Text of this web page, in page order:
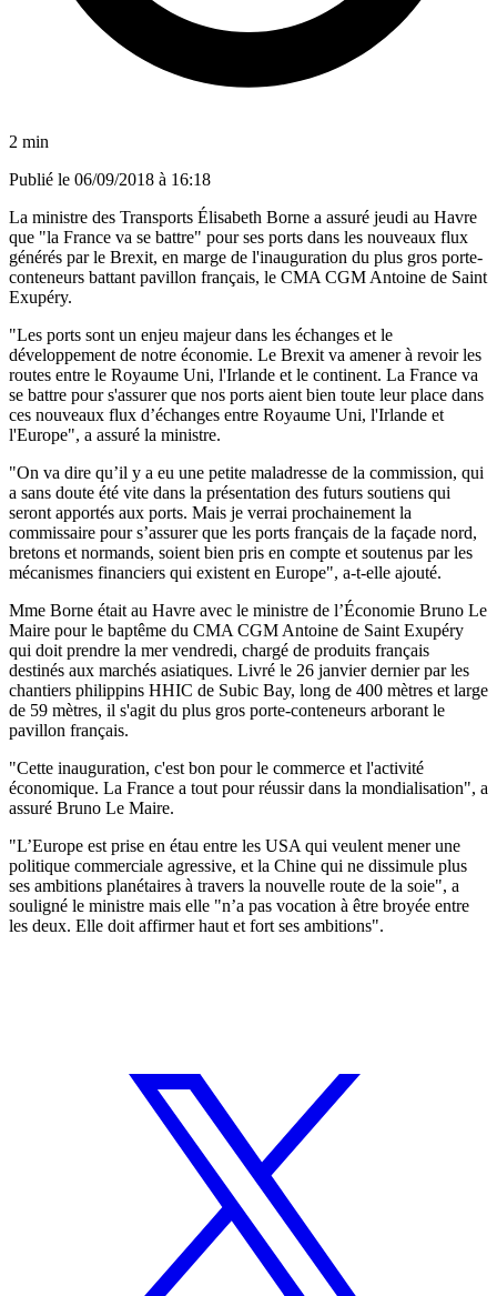
2 min
Publié le 06/09/2018 à 16:18
La ministre des Transports Élisabeth Borne a assuré jeudi au Havre
que "la France va se battre" pour ses ports dans les nouveaux flux
générés par le Brexit, en marge de l'inauguration du plus gros porte-
conteneurs battant pavillon français, le CMA CGM Antoine de Saint
Exupéry.
"Les ports sont un enjeu majeur dans les échanges et le
développement de notre économie. Le Brexit va amener à revoir les
routes entre le Royaume Uni, l'Irlande et le continent. La France va
se battre pour s'assurer que nos ports aient bien toute leur place dans
ces nouveaux flux d’échanges entre Royaume Uni, l'Irlande et
l'Europe", a assuré la ministre.
"On va dire qu’il y a eu une petite maladresse de la commission, qui
a sans doute été vite dans la présentation des futurs soutiens qui
seront apportés aux ports. Mais je verrai prochainement la
commissaire pour s’assurer que les ports français de la façade nord,
bretons et normands, soient bien pris en compte et soutenus par les
mécanismes financiers qui existent en Europe", a-t-elle ajouté.
Mme Borne était au Havre avec le ministre de l’Économie Bruno Le
Maire pour le baptême du CMA CGM Antoine de Saint Exupéry
qui doit prendre la mer vendredi, chargé de produits français
destinés aux marchés asiatiques. Livré le 26 janvier dernier par les
chantiers philippins HHIC de Subic Bay, long de 400 mètres et large
de 59 mètres, il s'agit du plus gros porte-conteneurs arborant le
pavillon français.
"Cette inauguration, c'est bon pour le commerce et l'activité
économique. La France a tout pour réussir dans la mondialisation", a
assuré Bruno Le Maire.
"L’Europe est prise en étau entre les USA qui veulent mener une
politique commerciale agressive, et la Chine qui ne dissimule plus
ses ambitions planétaires à travers la nouvelle route de la soie", a
souligné le ministre mais elle "n’a pas vocation à être broyée entre
les deux. Elle doit affirmer haut et fort ses ambitions".